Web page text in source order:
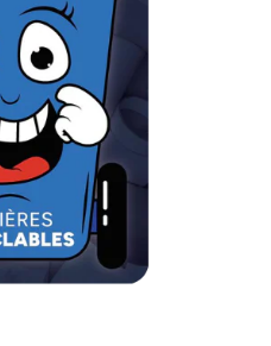
acceptée :
pour usage
avec usage
acceptée :
pour usage
(ex : condition
avec le Guichet